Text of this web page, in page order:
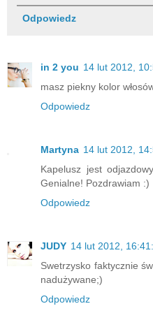
Odpowiedz
in 2 you 14 lut 2012,
masz piekny kolor
Odpowiedz
Martyna 14 lut 2012,
Kapelusz jest
Genialne! Pozdrawiam :)
Odpowiedz
JUDY 14 lut 2012,
Swetrzysko faktycznie
nadużywane;)
Odpowiedz